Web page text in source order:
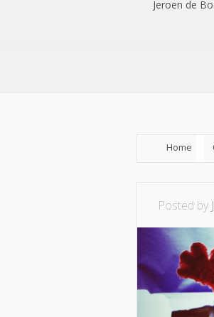
Jeroen de
Home
Posted by